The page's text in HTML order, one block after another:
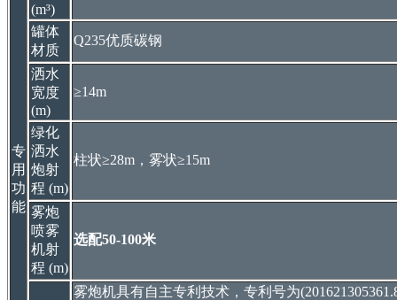
专
用
功
能
(m³)
罐体
材质
Q235优质碳钢
洒水
宽度
(m)
≥14m
绿化
洒水
炮射
程 (m)
柱状≥28m，雾状≥15m
雾炮
喷雾
机射
程 (m)
选配50-100米
雾炮机具有自主专利技术，专利号为